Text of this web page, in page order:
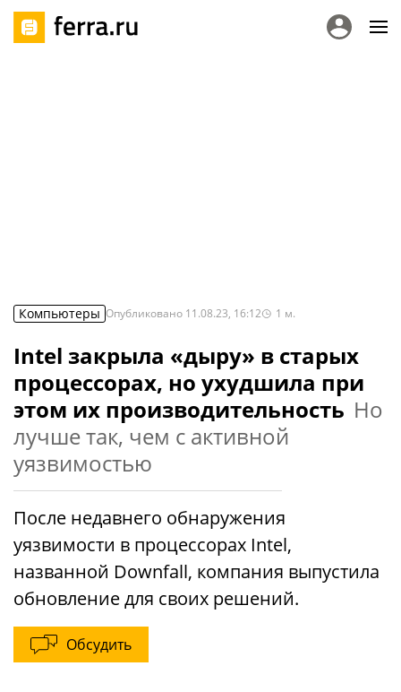
Компьютеры Опубликовано 11.08.23, 16:12 1 м.
Intel закрыла «дыру» в старых
процессорах, но ухудшила при
этом их производительность Но
лучше так, чем с активной
уязвимостью
После недавнего обнаружения
уязвимости в процессорах Intel,
названной Downfall, компания выпустила
обновление для своих решений.
Обсудить